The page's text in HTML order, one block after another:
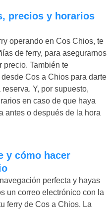
operando en Cos Chios, te
de ferry, para asegurarnos
precio. También te
Cos a Chios para darte
Y, por supuesto,
en caso de que haya
antes o después de la hora
perfecta y hayas
un correo electrónico con la
ferry de Cos a Chios. La